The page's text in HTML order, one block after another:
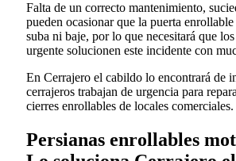
Falta de un correcto mantenimiento,
pueden ocasionar que la puerta
suba ni baje, por lo que necesitará que
urgente solucionen este incidente con
En Cerrajero el cabildo lo encontrará de
cerrajeros trabajan de urgencia para
cierres enrollables de locales
Persianas enrollables